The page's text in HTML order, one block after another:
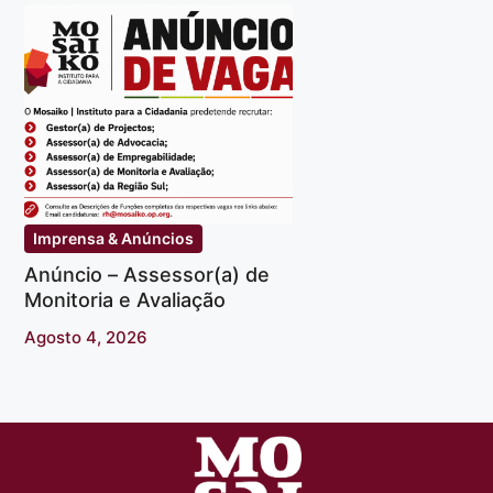
Imprensa & Anúncios
Anúncio – Assessor(a) de
Monitoria e Avaliação
Agosto 4, 2026